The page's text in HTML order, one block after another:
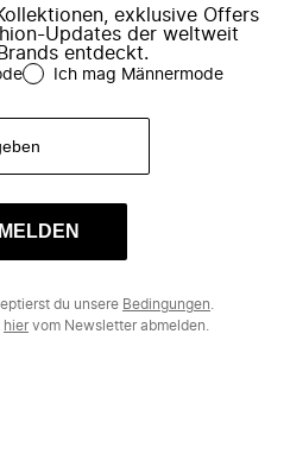
exklusive Offers
Updates der weltweit
entdeckt.
Ich mag Männermode
du unsere Bedingungen
hiervom Newsletter abmelden.